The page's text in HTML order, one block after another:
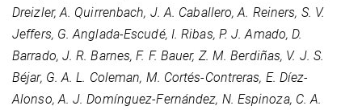
Dreizler, A. Quirrenbach, J. A. Caballero, A. Reiners, S. V.
Jeffers, G. Anglada-Escudé, I. Ribas, P. J. Amado, D.
Barrado, J. R. Barnes, F. F. Bauer, Z. M. Berdiñas, V. J. S.
Béjar, G. A. L. Coleman, M. Cortés-Contreras, E. Díez-
Alonso, A. J. Domínguez-Fernández, N. Espinoza, C. A.